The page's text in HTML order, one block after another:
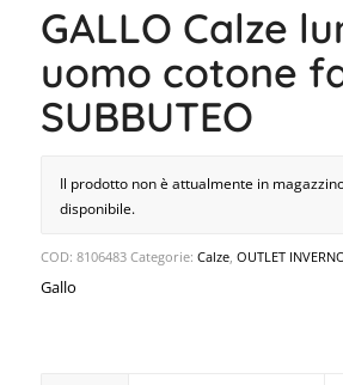
GALLO Calze
uomo cotone
SUBBUTEO
Il prodotto non è attualmente in
disponibile.
COD: 8106483 Categorie: Calze, OUTLET
Gallo